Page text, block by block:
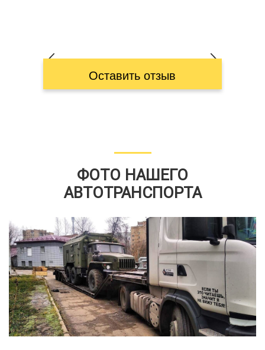
Оставить отзыв
ФОТО НАШЕГО
АВТОТРАНСПОРТА